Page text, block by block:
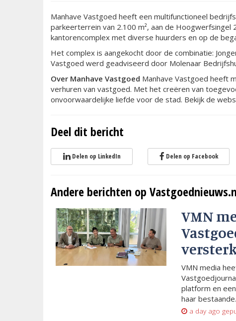
Manhave Vastgoed heeft een multifunctioneel
parkeerterrein van 2.100 m², aan de
kantorencomplex met diverse huurders en op de
Het complex is aangekocht door de combinatie:
Vastgoed werd geadviseerd door Molenaar
Over Manhave Vastgoed Manhave Vastgoed heeft
verhuren van vastgoed. Met het creëren van
onvoorwaardelijke liefde voor de stad. Bekijk de
Deel dit bericht
Delen op LinkedIn Delen op Facebook
Andere berichten op
VMN
VMN media
platform en
haar
a day ago